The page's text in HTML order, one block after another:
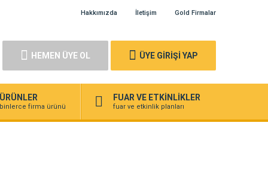
Hakkımızda İletişim Gold Firmalar
HEMEN ÜYE OL ÜYE GİRİŞİ YAP
ÜRÜNLER
binlerce firma ürünü
FUAR VE ETKİNLİKLER
fuar ve etkinlik planları